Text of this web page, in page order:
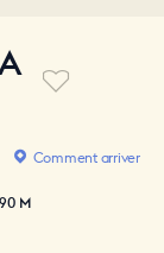
Comment arriver
M